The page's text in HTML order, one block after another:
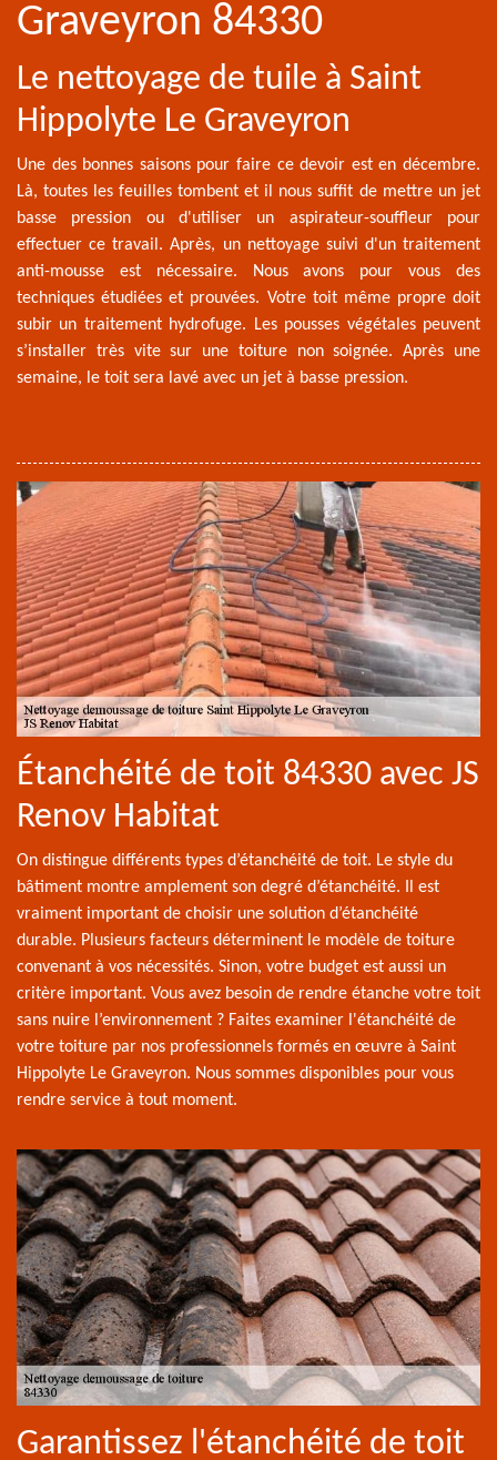
Graveyron 84330
Le nettoyage de tuile à Saint
Hippolyte Le Graveyron
Une des bonnes saisons pour faire ce devoir est en décembre.
Là, toutes les feuilles tombent et il nous suffit de mettre un jet
basse pression ou d'utiliser un aspirateur-souffleur pour
effectuer ce travail. Après, un nettoyage suivi d'un traitement
anti-mousse est nécessaire. Nous avons pour vous des
techniques étudiées et prouvées. Votre toit même propre doit
subir un traitement hydrofuge. Les pousses végétales peuvent
s’installer très vite sur une toiture non soignée. Après une
semaine, le toit sera lavé avec un jet à basse pression.
Étanchéité de toit 84330 avec JS
Renov Habitat
On distingue différents types d’étanchéité de toit. Le style du
bâtiment montre amplement son degré d’étanchéité. Il est
vraiment important de choisir une solution d’étanchéité
durable. Plusieurs facteurs déterminent le modèle de toiture
convenant à vos nécessités. Sinon, votre budget est aussi un
critère important. Vous avez besoin de rendre étanche votre toit
sans nuire l’environnement ? Faites examiner l'étanchéité de
votre toiture par nos professionnels formés en œuvre à Saint
Hippolyte Le Graveyron. Nous sommes disponibles pour vous
rendre service à tout moment.
Garantissez l'étanchéité de toit